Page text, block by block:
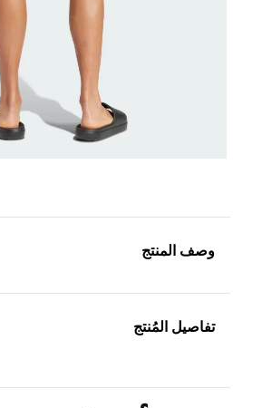
وصف المنتج
تفاصيل المُنتج